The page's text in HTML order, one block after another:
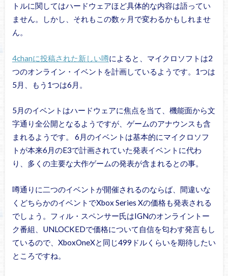
トルに関してはハードウェアほど具体的な内容は語ってい
ません。しかし、それもこの数ヶ月で変わるかもしれませ
ん。
4chanに投稿された新しい噂によると、マイクロソフトは2
つのオンライン・イベントを計画しているようです。1つは
5月、もう1つは6月。
5月のイベントはハードウェアに焦点を当て、機能面から文
字通り全公開となるようですが、ゲームのアナウンスも含
まれるようです。 6月のイベントは基本的にマイクロソフ
トが本来6月のE3で計画されていた発表イベントに代わ
り、多くの主要な大作ゲームの発表が含まれるとの事。
噂通りに二つのイベントが開催されるのならば、間違いな
くどちらかのイベントでXbox Series Xの価格も発表される
でしょう。フィル・スペンサー氏はIGNのオンライントー
ク番組、UNLOCKEDで価格について自信を匂わす発言もし
ているので、XboxOneXと同じ499ドルくらいを期待したい
ところですね。